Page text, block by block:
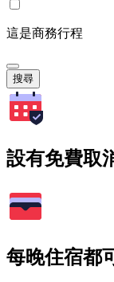
這是商務行程
搜尋
設有免費取
每晚住宿都